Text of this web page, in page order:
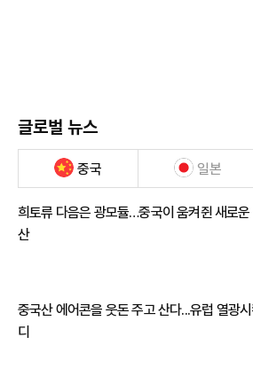
글로벌 뉴스
중국 일본
희토류 다음은 광모듈…중국이 움켜쥔 새로운
산
중국산 에어콘을 웃돈 주고 산다...유럽 열광시
디